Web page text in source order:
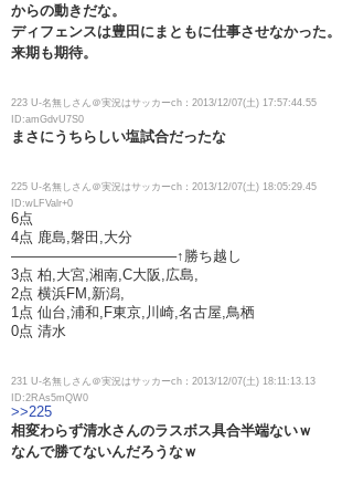
からの動きだな。
ディフェンスは豊田にまともに仕事させなかった。
来期も期待。
223 U-名無しさん＠実況はサッカーch：2013/12/07(土) 17:57:44.55
ID:amGdvU7S0
まさにうちらしい塩試合だったな
225 U-名無しさん＠実況はサッカーch：2013/12/07(土) 18:05:29.45
ID:wLFValr+0
6点
4点 鹿島,磐田,大分
———————————–↑勝ち越し
3点 柏,大宮,湘南,C大阪,広島,
2点 横浜FM,新潟,
1点 仙台,浦和,F東京,川崎,名古屋,鳥栖
0点 清水
231 U-名無しさん＠実況はサッカーch：2013/12/07(土) 18:11:13.13
ID:2RAs5mQW0
>>225
相変わらず清水さんのラスボス具合半端ないｗ
なんで勝てないんだろうなｗ